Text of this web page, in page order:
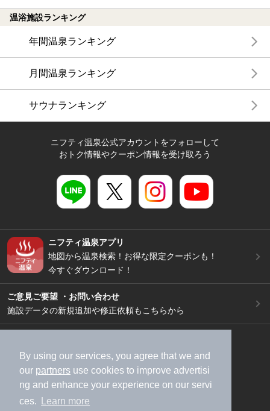
By using our services, you agree that we and
our partners use cookies to improve advertisi
ng and enhance your experience on our servi
ces.
Learn more
温浴施設ランキング
年間温泉ランキング
月間温泉ランキング
サウナランキング
ニフティ温泉公式アカウントをフォローして
おトク情報やクーポン情報を受け取ろう
ニフティ温泉アプリ
地図から温泉検索！お得な限定クーポンも！
今すぐダウンロード！
ご意見ご要望 ・お問い合わせ
施設データの新規追加や修正依頼もこちらから
加盟店募集（資料請求）
広告出稿のご案内
利用規約
ライフスタイルMEMBERS+規約
特定商取引法に基づく表記
ヘルプ
採用情報
運営会社